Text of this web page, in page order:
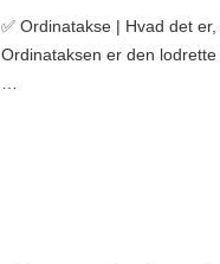
✅ Ordinatakse | Hvad det
Ordinataksen er den